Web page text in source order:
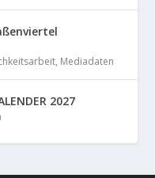
, Mediadaten
2027